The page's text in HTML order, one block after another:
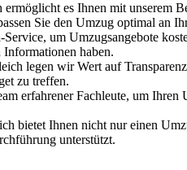
es Ihnen mit unserem
Sie den Umzug optimal an
um Umzugsangebote
haben.
legen wir Wert auf
zu treffen.
erfahrener Fachleute, um
bietet Ihnen nicht nur einen
unterstützt.